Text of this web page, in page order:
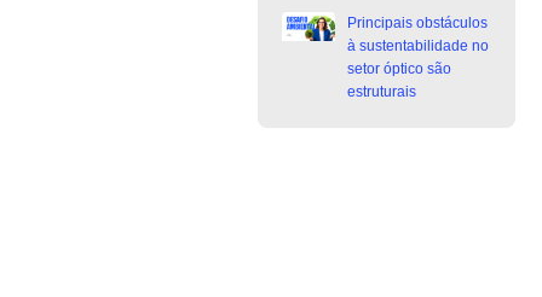
Principais obstáculos
à sustentabilidade no
setor óptico são
estruturais